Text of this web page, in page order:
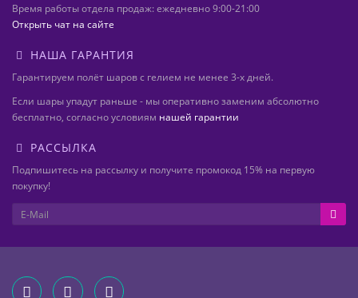
Время работы отдела продаж: ежедневно 9:00-21:00
Открыть чат на сайте
НАША ГАРАНТИЯ
Гарантируем полёт шаров с гелием не менее 3-х дней.
Если шары упадут раньше - мы оперативно заменим абсолютно
бесплатно, согласно условиям нашей гарантии
РАССЫЛКА
Подпишитесь на рассылку и получите промокод 15% на первую
покупку!